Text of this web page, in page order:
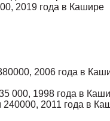
2019 года в Кашире
2006 года в
000, 1998 года в
2011 года в